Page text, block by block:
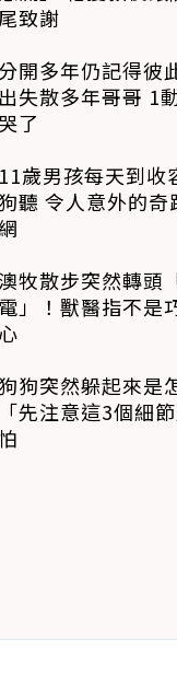
尾致謝
開多年仍記得彼
出失散多年哥哥 1
了
11歲男孩每天到收
狗聽 令人意外的奇
澳牧散步突然轉頭
電」！獸醫指不是
心
狗狗突然躲起來是
「先注意這3個細